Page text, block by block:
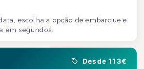
escolha a opção de embarque e
em segundos.
Desde 113€